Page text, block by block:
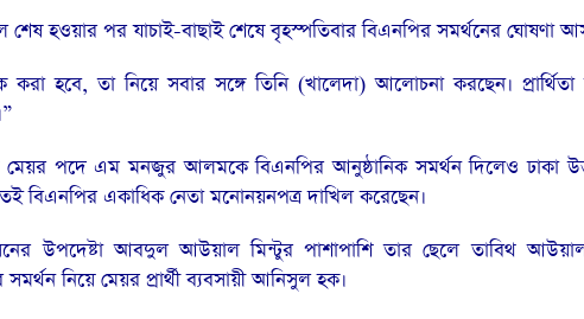
শেষ হওয়ার পর যাচাই-বাছাই শেষে বৃহস্পতিবার বিএনপির সমর্থনের ঘোষণা
হবে, তা নিয়ে সবার সঙ্গে তিনি (খালেদা) আলোচনা করছেন। প্রার্থিতা
মেয়র পদে এম মনজুর আলমকে বিএনপির আনুষ্ঠানিক সমর্থন দিলেও ঢাকা
বিএনপির একাধিক নেতা মনোনয়নপত্র দাখিল করেছেন।
উপদেষ্টা আবদুল আউয়াল মিন্টুর পাশাপাশি তার ছেলে তাবিথ
নিয়ে মেয়র প্রার্থী ব্যবসায়ী আনিসুল হক।